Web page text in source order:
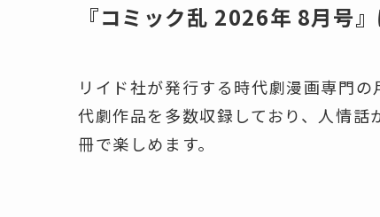
『コミック乱 2026年 8月号
リイド社が発行する時代劇漫画専門
代劇作品を多数収録しており、人情
冊で楽しめます。